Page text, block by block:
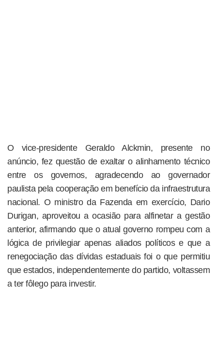
O vice-presidente Geraldo Alckmin, presente no
anúncio, fez questão de exaltar o alinhamento técnico
entre os governos, agradecendo ao governador
paulista pela cooperação em benefício da infraestrutura
nacional. O ministro da Fazenda em exercício, Dario
Durigan, aproveitou a ocasião para alfinetar a gestão
anterior, afirmando que o atual governo rompeu com a
lógica de privilegiar apenas aliados políticos e que a
renegociação das dívidas estaduais foi o que permitiu
que estados, independentemente do partido, voltassem
a ter fôlego para investir.